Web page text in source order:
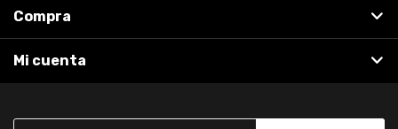
Compra
Mi cuenta